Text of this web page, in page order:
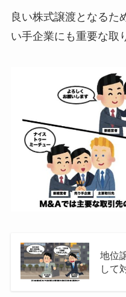
良い株式譲渡となるた
い手企業にも重要な取
地位
して